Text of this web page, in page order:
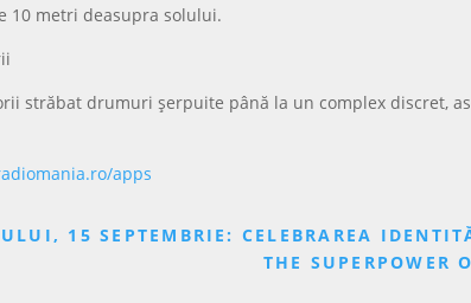
10 metri deasupra solului.
străbat drumuri șerpuite până la un complex discret,
apps
15 SEPTEMBRIE: CELEBRAREA
THE SUPERPOWER